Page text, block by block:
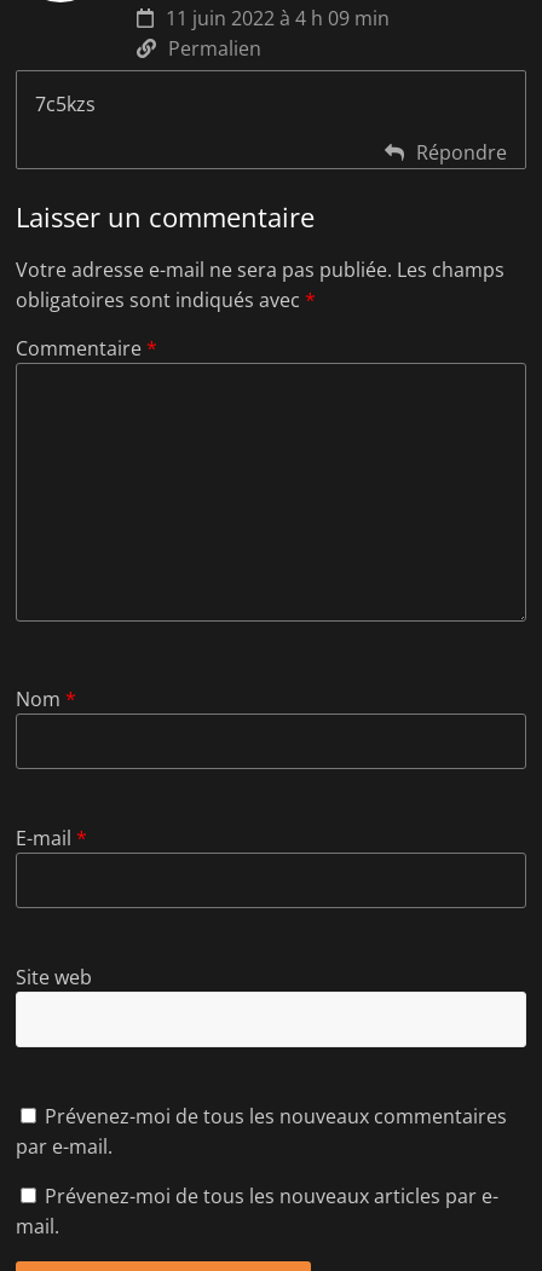
11 juin 2022 à 4 h 09 min
Permalien
7c5kzs
Répondre
Laisser un commentaire
Votre adresse e-mail ne sera pas publiée. Les champs
obligatoires sont indiqués avec*
Commentaire*
Nom*
E-mail*
Site web
Prévenez-moi de tous les nouveaux commentaires
par e-mail.
Prévenez-moi de tous les nouveaux articles par e-
mail.